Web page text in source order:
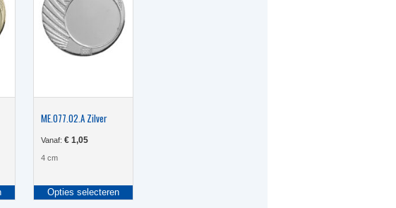
ME.077.02.A Zilver
Vanaf: €1,05
4 cm
Opties selecteren